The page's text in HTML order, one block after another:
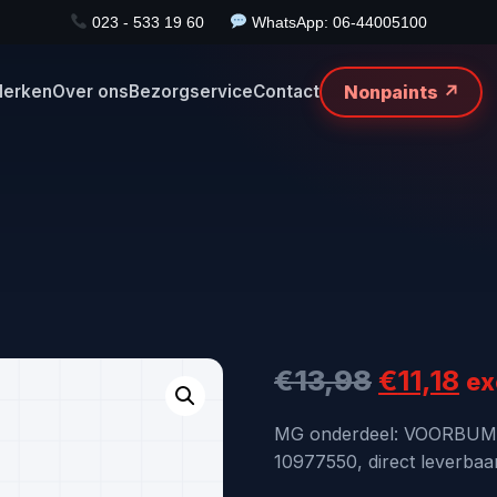
023 - 533 19 60 WhatsApp: 06-44005100
Over onsBezorgserviceContact Nonpaints ↗
€13,98
prijs
was:
€11,18
is:
MG onderdeel:
10977550, direct